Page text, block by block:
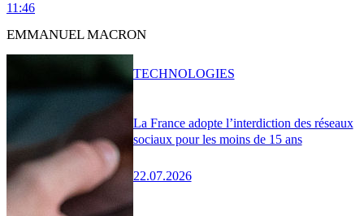
11:46
EMMANUEL MACRON
La France adopte l’interdiction des réseaux
sociaux pour les moins de 15 ans
22.07.2026
TECHNOLOGIES